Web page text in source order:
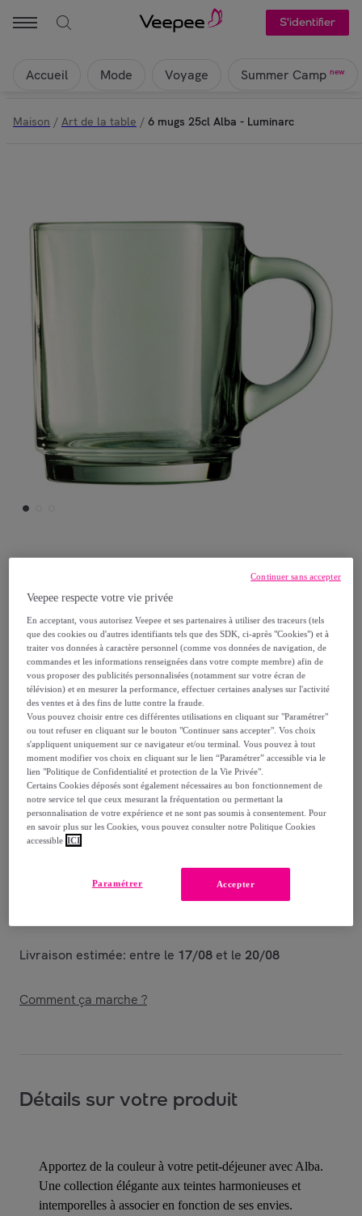
S'identifier
Accueil Mode Voyage Summer Camp new
Maison / Art de la table / 6 mugs 25cl Alba - Luminarc
6 mugs 25cl Alba - Luminarc
Modèle : 6 mugs 25cl Alba - Luminarc
17,30 €
21,60 €
-19%
Vendu parLa Table d'Arc
Livraison
Livraison à partir de5,90 €
Livraison estimée: entre le 17/08 et le 20/08
Comment ça marche ?
Détails sur votre produit
Apportez de la couleur à votre petit-déjeuner avec Alba.
Une collection élégante aux teintes harmonieuses et
intemporelles à associer en fonction de ses envies.
Veepee respecte votre vie privée
En acceptant, vous autorisez Veepee et ses partenaires à utiliser des traceurs (tels
que des cookies ou d'autres identifiants tels que des SDK, ci-après "Cookies") et à
traiter vos données à caractère personnel (comme vos données de navigation, de
commandes et les informations renseignées dans votre compte membre) afin de
vous proposer des publicités personnalisées (notamment sur votre écran de
télévision) et en mesurer la performance, effectuer certaines analyses sur l'activité
des ventes et à des fins de lutte contre la fraude.
Vous pouvez choisir entre ces différentes utilisations en cliquant sur "Paramétrer"
ou tout refuser en cliquant sur le bouton "Continuer sans accepter". Vos choix
s'appliquent uniquement sur ce navigateur et/ou terminal. Vous pouvez à tout
moment modifier vos choix en cliquant sur le lien “Paramétrer” accessible via le
lien "Politique de Confidentialité et protection de la Vie Privée".
Certains Cookies déposés sont également nécessaires au bon fonctionnement de
notre service tel que ceux mesurant la fréquentation ou permettant la
personnalisation de votre expérience et ne sont pas soumis à consentement. Pour
en savoir plus sur les Cookies, vous pouvez consulter notre Politique Cookies
accessible ICI
Accepter
Paramétrer
Continuer sans accepter